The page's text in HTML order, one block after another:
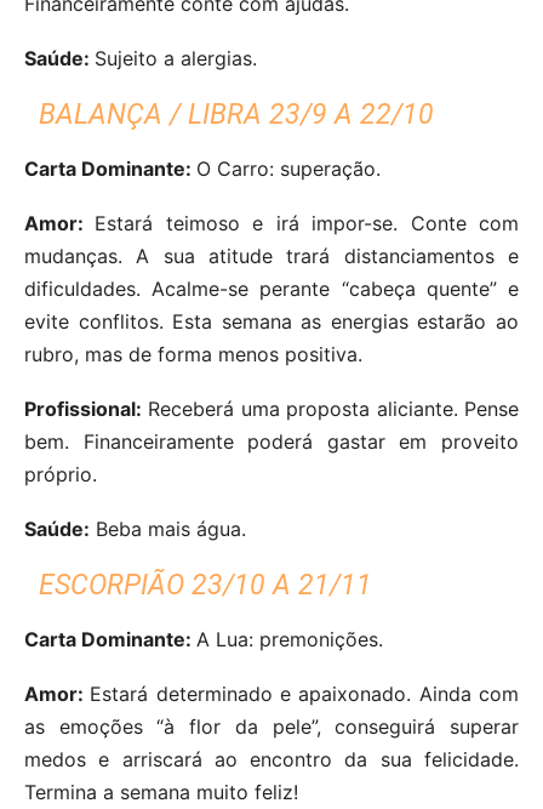
Saúde: Sujeito a alergias.
BALANÇA / LIBRA 23/9 A 22/10
Carta Dominante: O Carro: superação.
Amor: Estará teimoso e irá impor-se. Conte com
mudanças. A sua atitude trará distanciamentos e
dificuldades. Acalme-se perante “cabeça quente” e
evite conflitos. Esta semana as energias estarão ao
rubro, mas de forma menos positiva.
Profissional: Receberá uma proposta aliciante. Pense
bem. Financeiramente poderá gastar em proveito
próprio.
Saúde: Beba mais água.
ESCORPIÃO 23/10 A 21/11
Carta Dominante: A Lua: premonições.
Amor: Estará determinado e apaixonado. Ainda com
as emoções “à flor da pele”, conseguirá superar
medos e arriscará ao encontro da sua felicidade.
Termina a semana muito feliz!